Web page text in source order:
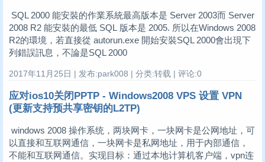
SQL 2000 能安裝的作業系統最高版本是 Server 2003而 Server
2008 R2 能安裝的最低 SQL 版本是 2005. 所以在Windows 2008
R2的環境，若直接從 autorun.exe 開始安裝SQL 2000會出現下
列錯誤訊息，不論是SQL 2000
2017年11月25日 | 发布:park008 | 分类:转载 | 评论:0
应对ios10关闭PPTP - Windows2008 VPS 设置 VPN
(更新支持预共享密钥的L2TP)
windows 2008 操作系统，两块网卡，一块网卡是公网地址，可
以直接和互联网通信，一块网卡是私网地址，用于内部通信，
不能和互联网通信。实现目标：通过本地计算机客户端，vpn连